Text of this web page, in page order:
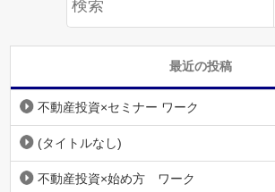
最近の投稿
不動産投資×セミナー ワーク
(タイトルなし)
不動産投資×始め方 ワーク